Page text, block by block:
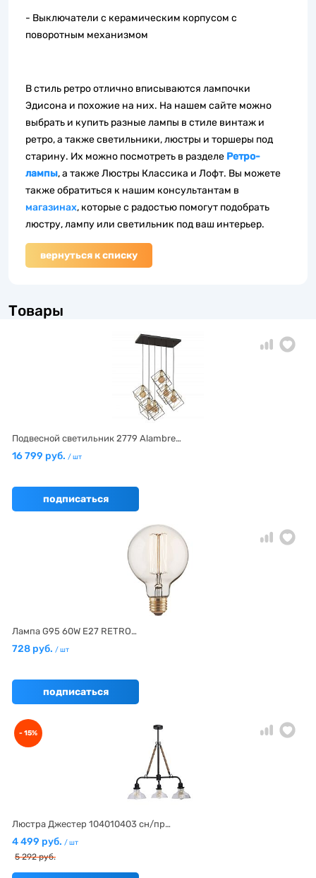
- Выключатели с керамическим корпусом с
поворотным механизмом
В стиль ретро отлично вписываются лампочки
Эдисона и похожие на них. На нашем сайте можно
выбрать и купить разные лампы в стиле винтаж и
ретро, а также светильники, люстры и торшеры под
старину. Их можно посмотреть в разделе Ретро-
лампы, а также Люстры Классика и Лофт. Вы можете
также обратиться к нашим консультантам в
магазинах, которые с радостью помогут подобрать
люстру, лампу или светильник под ваш интерьер.
вернуться к списку
Товары
Подвесной светильник 2779 Alambre…
16 799 руб. / шт
подписаться
Лампа G95 60W E27 RETRO…
728 руб. / шт
подписаться
- 15%
Люстра Джестер 104010403 сн/пр…
4 499 руб. / шт
5 292 руб.